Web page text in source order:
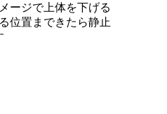
ージで上体を下げる
位置まできたら静止